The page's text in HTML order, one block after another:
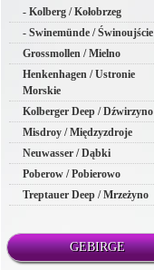
- Kolberg / Kołobrzeg
- Swinemünde / Świnoujście
Grossmollen / Mielno
Henkenhagen / Ustronie
Morskie
Kolberger Deep / Dźwirzyno
Misdroy / Międzyzdroje
Neuwasser / Dąbki
Poberow / Pobierowo
Treptauer Deep / Mrzeżyno
GEBIRGE